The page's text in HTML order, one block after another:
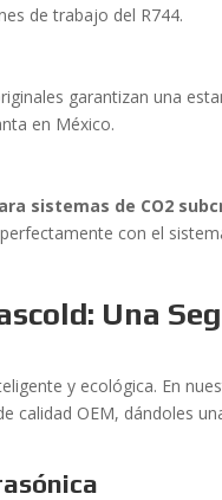
de trabajo del R744.
garantizan una
en México.
sistemas de CO2
con el
Una
y ecológica. En
calidad OEM, dándoles